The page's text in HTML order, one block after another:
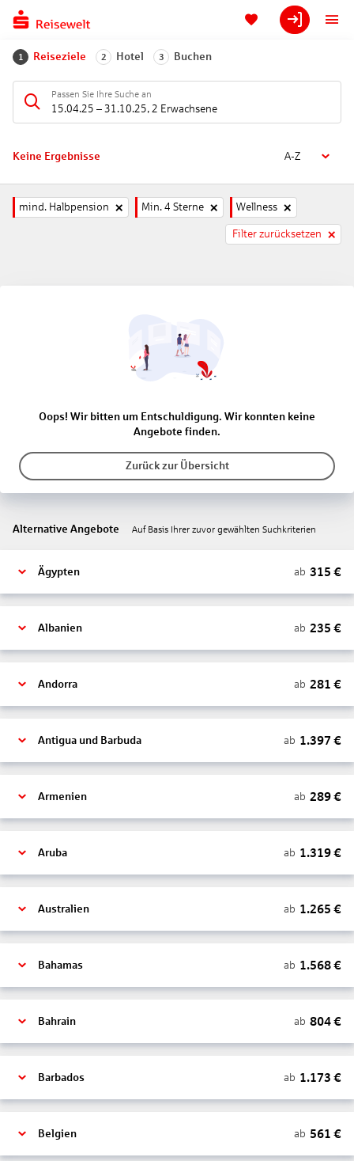
1 Reiseziele 2 Hotel 3 Buchen
Passen Sie Ihre Suche an
15.04.25 – 31.10.25, 2 Erwachsene
Keine Ergebnisse A-Z
mind. Halbpension Min. 4 Sterne Wellness
Filter zurücksetzen
Oops! Wir bitten um Entschuldigung. Wir konnten keine
Angebote finden.
Zurück zur Übersicht
Alternative Angebote Auf Basis Ihrer zuvor gewählten Suchkriterien
Ägypten ab 315 €
Albanien ab 235 €
Andorra ab 281 €
Antigua und Barbuda ab 1.397 €
Armenien ab 289€
Aruba ab 1.319€
Australien ab 1.265 €
Bahamas ab 1.568€
Bahrain ab 804€
Barbados ab 1.173 €
Belgien ab 561 €